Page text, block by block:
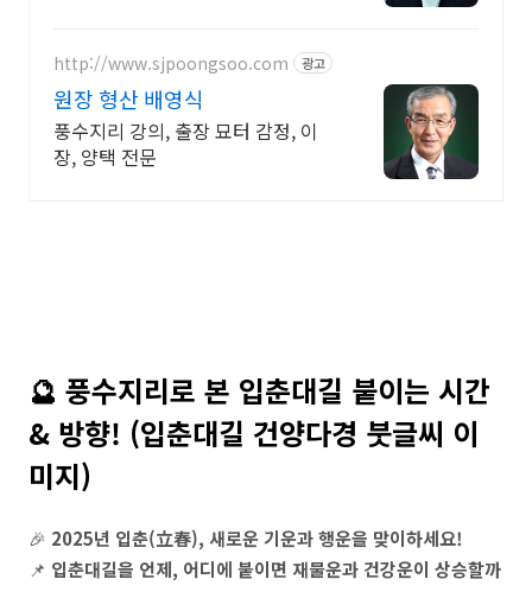
http://www.sjpoongsoo.com 광고
원장 형산 배영식
풍수지리 강의, 출장 묘터 감정, 이
장, 양택 전문
🔮 풍수지리로 본 입춘대길 붙이는 시간
& 방향! (입춘대길 건양다경 붓글씨 이
미지)
🎉 2025년 입춘(立春), 새로운 기운과 행운을 맞이하세요!
📌 입춘대길을 언제, 어디에 붙이면 재물운과 건강운이 상승할까